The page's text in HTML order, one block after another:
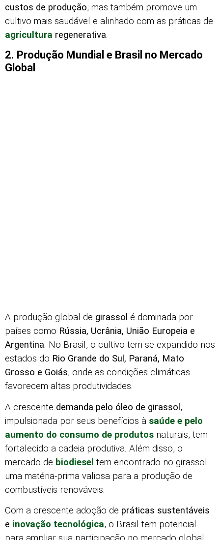
custos de produção, mas também promove um
cultivo mais saudável e alinhado com as práticas de
agricultura regenerativa.
2. Produção Mundial e Brasil no Mercado
Global
A produção global de girassol é dominada por
países como Rússia, Ucrânia, União Europeia e
Argentina. No Brasil, o cultivo tem se expandido nos
estados do Rio Grande do Sul, Paraná, Mato
Grosso e Goiás, onde as condições climáticas
favorecem altas produtividades.
A crescente demanda pelo óleo de girassol ,
impulsionada por seus benefícios à saúde e pelo
aumento do consumo de produtos naturais, tem
fortalecido a cadeia produtiva. Além disso, o
mercado de biodiesel tem encontrado no girassol
uma matéria-prima valiosa para a produção de
combustíveis renováveis.
Com a crescente adoção de práticas sustentáveis
e inovação tecnológica, o Brasil tem potencial